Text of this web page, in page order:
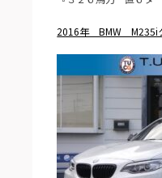
2016年 BMW M235i